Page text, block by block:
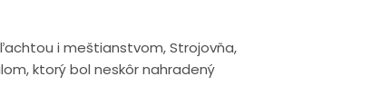
i meštianstvom, Strojovňa,
ktorý bol neskôr nahradený